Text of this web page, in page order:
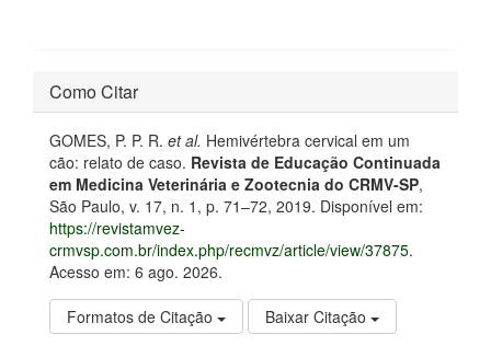
Como Citar
GOMES, P. P. R. et al. Hemivértebra cervical em um
cão: relato de caso. Revista de Educação Continuada
em Medicina Veterinária e Zootecnia do CRMV-SP,
São Paulo, v. 17, n. 1, p. 71–72, 2019. Disponível em:
https://revistamvez-
crmvsp.com.br/index.php/recmvz/article/view/37875.
Acesso em: 6 ago. 2026.
Formatos de Citação Baixar Citação